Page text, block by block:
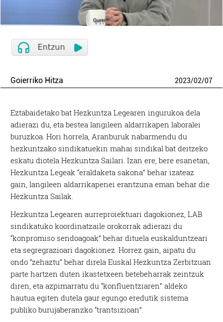
Goierriko Hitza 2023/02/07
Eztabaidetako bat Hezkuntza Legearen ingurukoa dela
adierazi du, eta bestea langileen aldarrikapen laboralei
buruzkoa. Hori horrela, Aranburuk nabarmendu du
hezkuntzako sindikatuekin mahai sindikal bat deitzeko
eskatu diotela Hezkuntza Sailari. Izan ere, bere esanetan,
Hezkuntza Legeak “eraldaketa sakona” behar izateaz
gain, langileen aldarrikapenei erantzuna eman behar die
Hezkuntza Sailak.
Hezkuntza Legearen aurreproiektuari dagokionez, LAB
sindikatuko koordinatzaile orokorrak adierazi du
“konpromiso sendoagoak” behar dituela euskalduntzeari
eta segregrazioari dagokionez. Horrez gain, aipatu du
ondo “zehaztu” behar direla Euskal Hezkuntza Zerbitzuan
parte hartzen duten ikastetxeen betebeharrak zeintzuk
diren, eta azpimarratu du “konfluentziaren” aldeko
hautua egiten dutela gaur egungo eredutik sistema
publiko burujaberanzko “trantsizioan”.